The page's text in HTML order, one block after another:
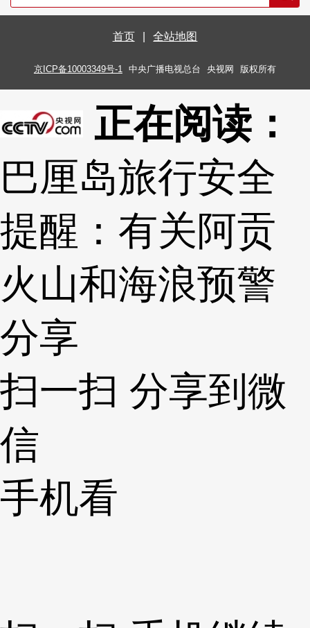
首页 全站地图
京ICP备10003349号-1 中央广播电视总台 央视网 版权所有
正在阅读：
巴厘岛旅行安全
提醒：有关阿贡
火山和海浪预警
分享
扫一扫 分享到微
信
手机看